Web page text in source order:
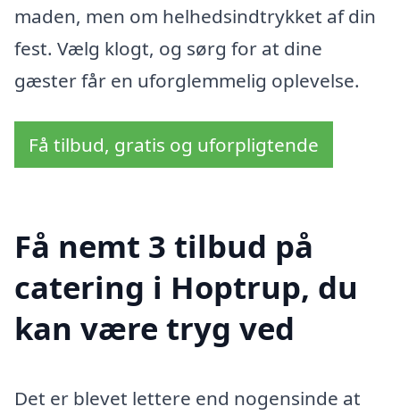
maden, men om helhedsindtrykket af din
fest. Vælg klogt, og sørg for at dine
gæster får en uforglemmelig oplevelse.
Få tilbud, gratis og uforpligtende
Få nemt 3 tilbud på
catering i Hoptrup, du
kan være tryg ved
Det er blevet lettere end nogensinde at